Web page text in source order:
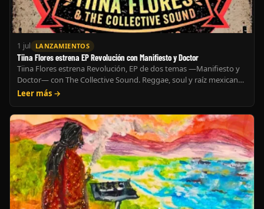
1 jul LANZAMIENTOS
Tiina Flores estrena EP Revolución con Manifiesto y Doctor
Tiina Flores estrena Revolución, EP de dos temas —Manifiesto y
Doctor— con The Collective Sound. Reggae, soul y raíz mexicana
bajo el sello Voxsayab.
Leer más →